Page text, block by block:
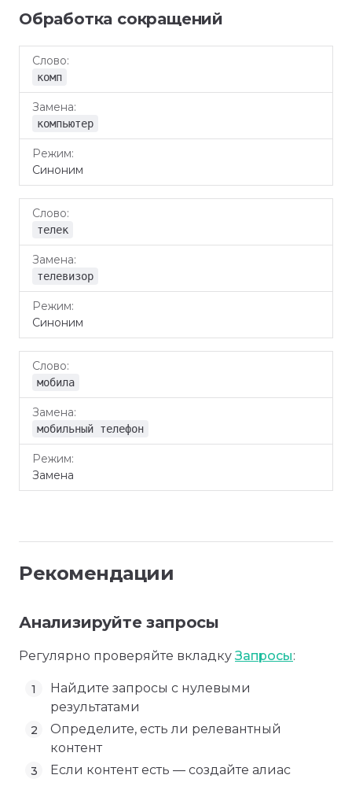
Обработка сокращений
Слово
комп
компьютер
Синоним
телек
телевизор
Синоним
мобила
мобильный телефон
Замена
Рекомендации
Анализируйте запросы
Регулярно проверяйте вкладкуЗапросы:
Найдите запросы с нулевыми
результатами
Определите, есть ли релевантный
контент
Если контент есть — создайте алиас